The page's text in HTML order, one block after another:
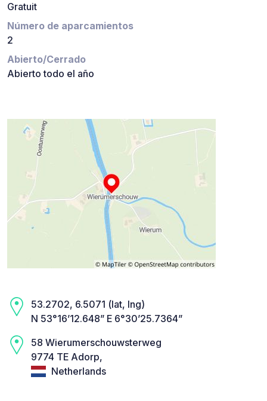
Gratuit
Número de aparcamientos
2
Abierto/Cerrado
Abierto todo el año
53.2702, 6.5071 (lat, lng)
N 53°16’12.648” E 6°30’25.7364”
58 Wierumerschouwsterweg
9774 TE Adorp,
Netherlands